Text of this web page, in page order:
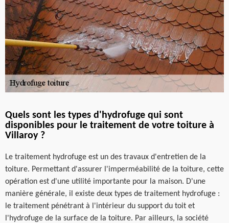
Quels sont les types d'hydrofuge qui sont
disponibles pour le traitement de votre toiture à
Villaroy ?
Le traitement hydrofuge est un des travaux d'entretien de la
toiture. Permettant d'assurer l'imperméabilité de la toiture, cette
opération est d'une utilité importante pour la maison. D'une
manière générale, il existe deux types de traitement hydrofuge :
le traitement pénétrant à l'intérieur du support du toit et
l'hydrofuge de la surface de la toiture. Par ailleurs, la société